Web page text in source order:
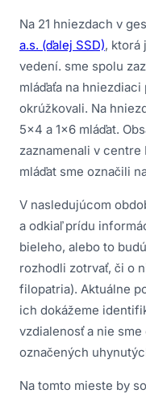
Na 21 hniezdach v
a.s. (ďalej SSD), ktorá
vedení. sme spolu
mláďaťa na
okrúžkovali. Na
5×4 a 1×6 mláďat.
zaznamenali v
mláďat sme označili
V nasledujúcom
a odkiaľ prídu
bieleho, alebo to
rozhodli zotrvať, či o
filopatria). Aktuálne
ich dokážeme
vzdialenosť a nie
označených
Na tomto mieste by